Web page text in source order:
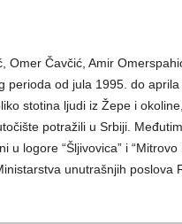
Omer Čavčić, Amir
perioda od jula 1995. do
stotina ljudi iz Žepe i
potražili u Srbiji.
u logore “Šljivovica” i “Mitrovo
unutrašnjih poslova